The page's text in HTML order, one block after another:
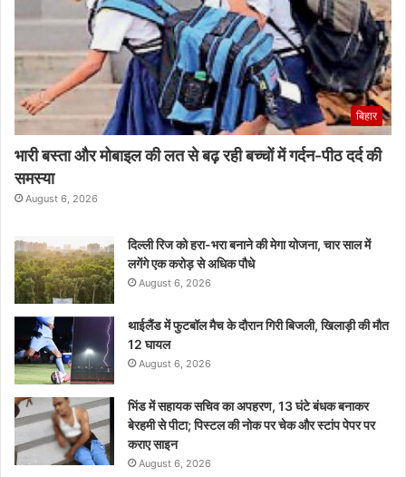
बिहार
भारी बस्ता और मोबाइल की लत से बढ़ रही बच्चों में गर्दन-पीठ दर्द की
समस्या
August 6, 2026
दिल्ली रिज को हरा-भरा बनाने की मेगा योजना, चार साल में
लगेंगे एक करोड़ से अधिक पौधे
August 6, 2026
थाईलैंड में फुटबॉल मैच के दौरान गिरी बिजली, खिलाड़ी की मौत
12 घायल
August 6, 2026
भिंड में सहायक सचिव का अपहरण, 13 घंटे बंधक बनाकर
बेरहमी से पीटा; पिस्टल की नोक पर चेक और स्टांप पेपर पर
कराए साइन
August 6, 2026